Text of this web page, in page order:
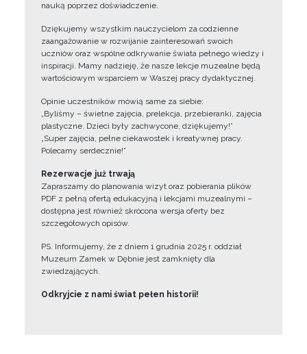
nauką poprzez doświadczenie.
Dziękujemy wszystkim nauczycielom za codzienne
zaangażowanie w rozwijanie zainteresowań swoich
uczniów oraz wspólne odkrywanie świata pełnego wiedzy i
inspiracji. Mamy nadzieję, że nasze lekcje muzealne będą
wartościowym wsparciem w Waszej pracy dydaktycznej.
Opinie uczestników mówią same za siebie:
„Byliśmy – świetne zajęcia, prelekcja, przebieranki, zajęcia
plastyczne. Dzieci były zachwycone, dziękujemy!”
„Super zajęcia, pełne ciekawostek i kreatywnej pracy.
Polecamy serdecznie!”
Rezerwacje już trwają
Zapraszamy do planowania wizyt oraz pobierania plików
PDF z pełną ofertą edukacyjną i lekcjami muzealnymi –
dostępna jest również skrócona wersja oferty bez
szczegółowych opisów.
PS. Informujemy, że z dniem 1 grudnia 2025 r. oddział
Muzeum Zamek w Dębnie jest zamknięty dla
zwiedzających.
Odkryjcie z nami świat pełen historii!